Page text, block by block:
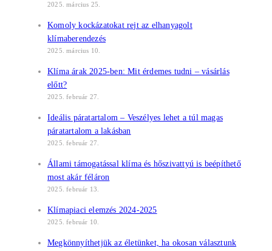
2025. március 25.
Komoly kockázatokat rejt az elhanyagolt
klímaberendezés
2025. március 10.
Klíma árak 2025-ben: Mit érdemes tudni – vásárlás
előtt?
2025. február 27.
Ideális páratartalom – Veszélyes lehet a túl magas
páratartalom a lakásban
2025. február 27.
Állami támogatással klíma és hőszivattyú is beépíthető
most akár féláron
2025. február 13.
Klímapiaci elemzés 2024-2025
2025. február 10.
Megkönnyíthetjük az életünket, ha okosan választunk